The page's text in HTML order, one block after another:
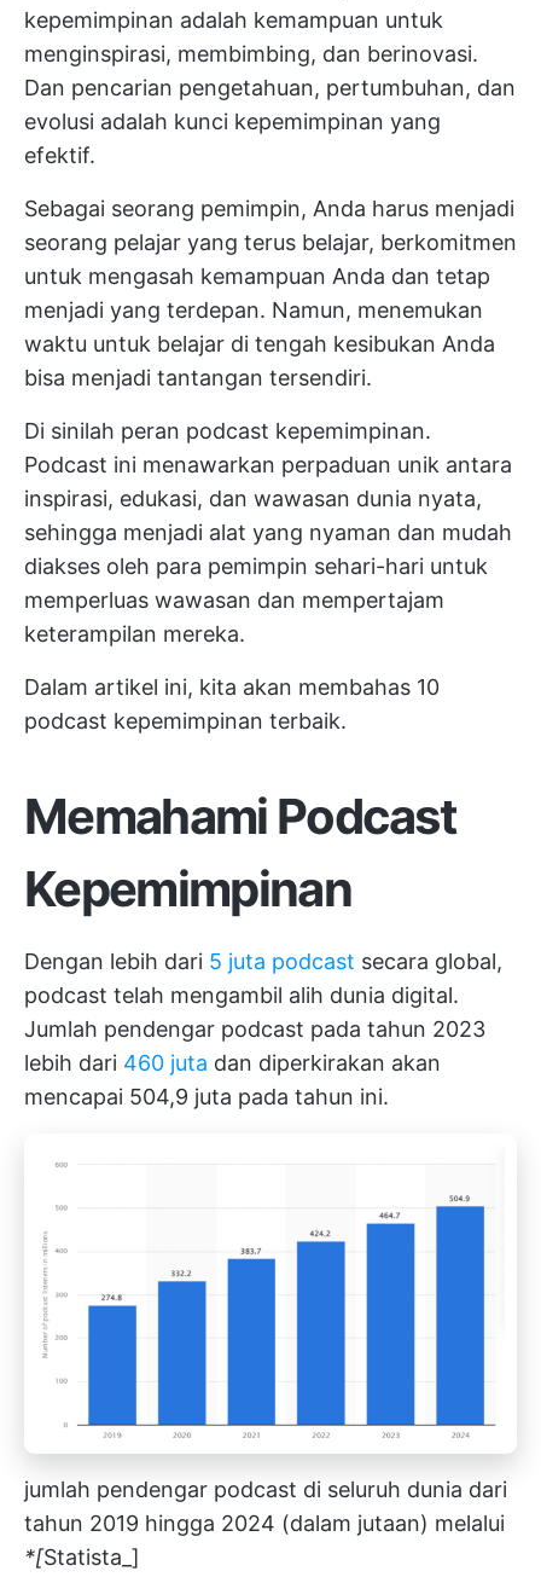
kepemimpinan adalah kemampuan untuk
menginspirasi, membimbing, dan berinovasi.
Dan pencarian pengetahuan, pertumbuhan, dan
evolusi adalah kunci kepemimpinan yang
efektif.
Sebagai seorang pemimpin, Anda harus menjadi
seorang pelajar yang terus belajar, berkomitmen
untuk mengasah kemampuan Anda dan tetap
menjadi yang terdepan. Namun, menemukan
waktu untuk belajar di tengah kesibukan Anda
bisa menjadi tantangan tersendiri.
Di sinilah peran podcast kepemimpinan.
Podcast ini menawarkan perpaduan unik antara
inspirasi, edukasi, dan wawasan dunia nyata,
sehingga menjadi alat yang nyaman dan mudah
diakses oleh para pemimpin sehari-hari untuk
memperluas wawasan dan mempertajam
keterampilan mereka.
Dalam artikel ini, kita akan membahas 10
podcast kepemimpinan terbaik.
Memahami Podcast
Kepemimpinan
Dengan lebih dari 5 juta podcast secara global,
podcast telah mengambil alih dunia digital.
Jumlah pendengar podcast pada tahun 2023
lebih dari 460 juta dan diperkirakan akan
mencapai 504,9 juta pada tahun ini.
jumlah pendengar podcast di seluruh dunia dari
tahun 2019 hingga 2024 (dalam jutaan) melalui
*[Statista_]